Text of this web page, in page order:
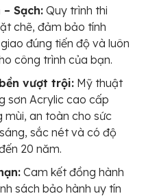
Sạch: Quy trình thi
chẽ, đảm bảo tính
đúng tiến độ và luôn
công trình của bạn.
vượt trội: Mỹ thuật
sơn Acrylic cao cấp
mùi, an toàn cho sức
sắc nét và có độ
20 năm.
Cam kết đồng hành
sách bảo hành uy tín